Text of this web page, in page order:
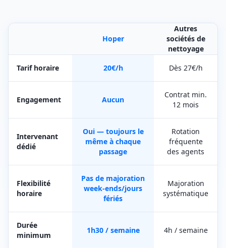
Hoper
Autres
sociétés de
nettoyage
Tarif horaire
20€/h Dès 27€/h
Engagement Aucun
Contrat min.
12 mois
Intervenant
dédié
Oui — toujours le
même à chaque
passage
Rotation
fréquente
des agents
Flexibilité
horaire
Pas de majoration
week-ends/jours
fériés
Majoration
systématique
Durée
minimum
1h30 / semaine 4h / semaine